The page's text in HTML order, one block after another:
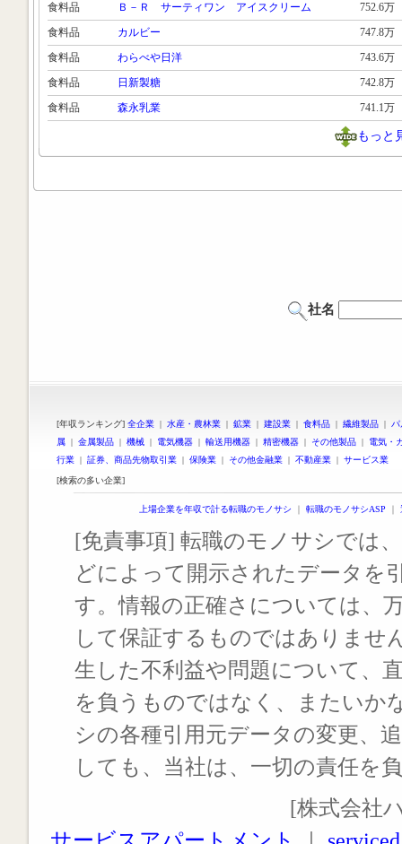
食料品
Ｂ－Ｒ サーティワン アイスクリーム
752.6万
食料品
カルビー
747.8万
食料品
わらべや日洋
743.6万
食料品
日新製糖
742.8万
食料品
森永乳業 741.1万
もっと
社名
[年収ランキング] 全企業 | 水産・農林業 | 鉱業 | 建設業 | 食料品 | 繊維製品 |
属 | 金属製品 | 機械 | 電気機器 | 輸送用機器 | 精密機器 | その他製品 | 電気・
行業 | 証券、商品先物取引業 | 保険業 | その他金融業 | 不動産業 | サービス業
[検索の多い企業]
上場企業を年収で計る転職のモノサシ ｜ 転職のモノサシASP ｜
[免責事項] 転職のモノサシでは
どによって開示されたデータを
す。情報の正確さについては、
して保証するものではありませ
生した不利益や問題について、
を負うものではなく、またいか
シの各種引用元データの変更、
しても、当社は、一切の責任を
[株式会社